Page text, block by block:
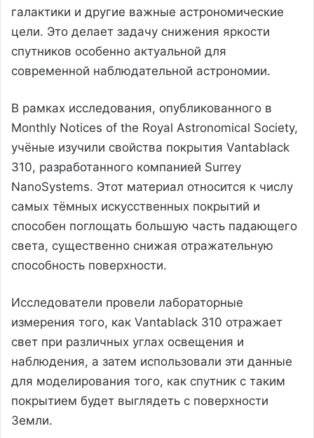
галактики и другие важные астрономические
цели. Это делает задачу снижения яркости
спутников особенно актуальной для
современной наблюдательной астрономии.
В рамках исследования, опубликованного в
Monthly Notices of the Royal Astronomical Society,
учёные изучили свойства покрытия Vantablack
310, разработанного компанией Surrey
NanoSystems. Этот материал относится к числу
самых тёмных искусственных покрытий и
способен поглощать большую часть падающего
света, существенно снижая отражательную
способность поверхности.
Исследователи провели лабораторные
измерения того, как Vantablack 310 отражает
свет при различных углах освещения и
наблюдения, а затем использовали эти данные
для моделирования того, как спутник с таким
покрытием будет выглядеть с поверхности
Земли.